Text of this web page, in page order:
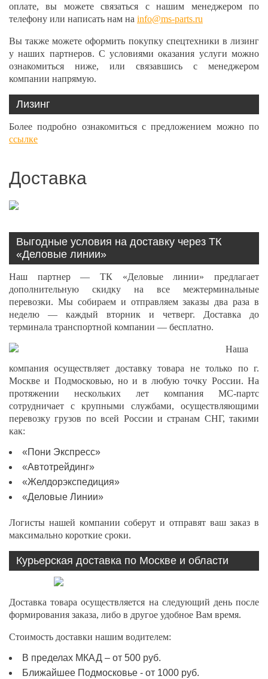
оплате, вы можете связаться с нашим менеджером по
телефону или написать нам на info@ms-parts.ru
Вы также можете оформить покупку спецтехники в лизинг
у наших партнеров. С условиями оказания услуги можно
ознакомиться ниже, или связавшись с менеджером
компании напрямую.
Лизинг
Более подробно ознакомиться с предложением можно по
ссылке
Доставка
Выгодные условия на доставку через ТК
«Деловые линии»
Наш партнер — ТК «Деловые линии» предлагает
дополнительную скидку на все межтерминальные
перевозки. Мы собираем и отправляем заказы два раза в
неделю — каждый вторник и четверг. Доставка до
терминала транспортной компании — бесплатно.
Наша
компания осуществляет доставку товара не только по г.
Москве и Подмосковью, но и в любую точку России. На
протяжении нескольких лет компания МС-партс
сотрудничает с крупными службами, осуществляющими
перевозку грузов по всей России и странам СНГ, такими
как:
«Пони Экспресс»
«Автотрейдинг»
«Желдорэкспедиция»
«Деловые Линии»
Логисты нашей компании соберут и отправят ваш заказ в
максимально короткие сроки.
Курьерская доставка по Москве и области
Доставка товара осуществляется на следующий день после
формирования заказа, либо в другое удобное Вам время.
Стоимость доставки нашим водителем:
В пределах МКАД – от 500 руб.
Ближайшее Подмосковье - от 1000 руб.